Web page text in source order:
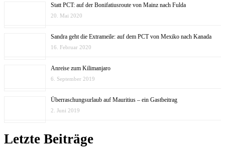
Statt PCT: auf der Bonifatiusroute von Mainz nach Fulda
20. Mai 2020
Sandra geht die Extrameile: auf dem PCT von Mexiko nach Kanada
16. Februar 2020
Anreise zum Kilimanjaro
6. September 2019
Überraschungsurlaub auf Mauritius – ein Gastbeitrag
2. Juni 2019
Letzte Beiträge